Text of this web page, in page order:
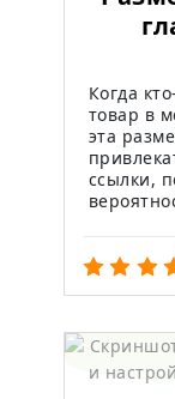
Когда
товар в
эта
ссылки,